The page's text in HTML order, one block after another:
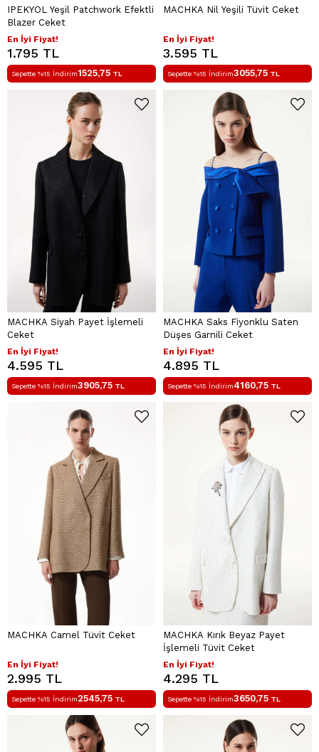
IPEKYOL Yeşil Patchwork Efektli
Blazer Ceket
En İyi Fiyat!
1.795 TL
Sepette %15 İndirim1525,75 TL
MACHKA Nil Yeşili Tüvit Ceket
En İyi Fiyat!
3.595 TL
Sepette %15 İndirim3055,75 TL
MACHKA Siyah Payet İşlemeli
Ceket
En İyi Fiyat!
4.595 TL
Sepette %15 İndirim3905,75 TL
MACHKA Saks Fiyonklu Saten
Düşes Garnili Ceket
En İyi Fiyat!
4.895 TL
Sepette %15 İndirim4160,75 TL
MACHKA Camel Tüvit Ceket
En İyi Fiyat!
2.995 TL
Sepette %15 İndirim2545,75 TL
MACHKA Kırık Beyaz Payet
İşlemeli Tüvit Ceket
En İyi Fiyat!
4.295 TL
Sepette %15 İndirim3650,75 TL